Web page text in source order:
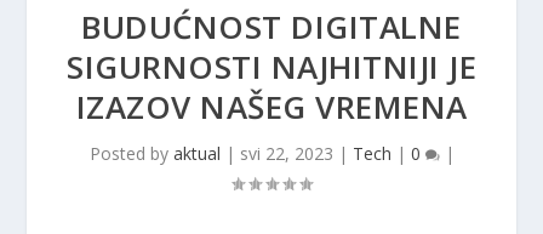
BUDUĆNOST DIGITALNE
SIGURNOSTI NAJHITNIJI JE
IZAZOV NAŠEG VREMENA
Posted by aktual | svi 22, 2023 | Tech | 0 |